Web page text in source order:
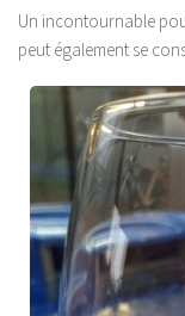
Un incontournable
peut également se